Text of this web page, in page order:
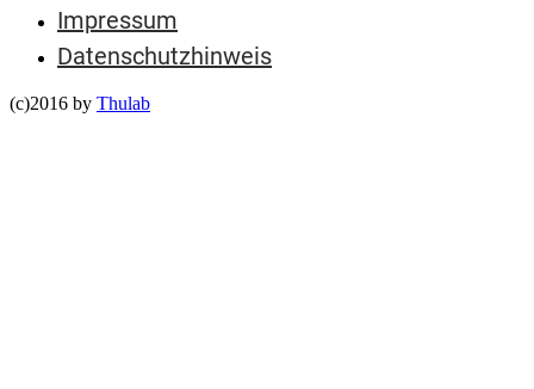
Impressum
Datenschutzhinweis
(c)2016 by Thulab